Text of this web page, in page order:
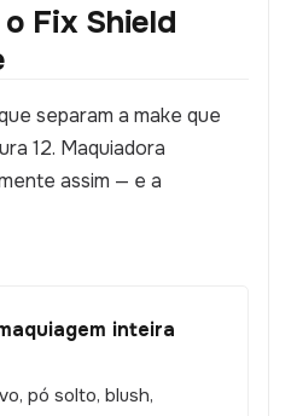
Fix Shield
separam a make que
12. Maquiadora
assim — e a
inteira
pó solto, blush,